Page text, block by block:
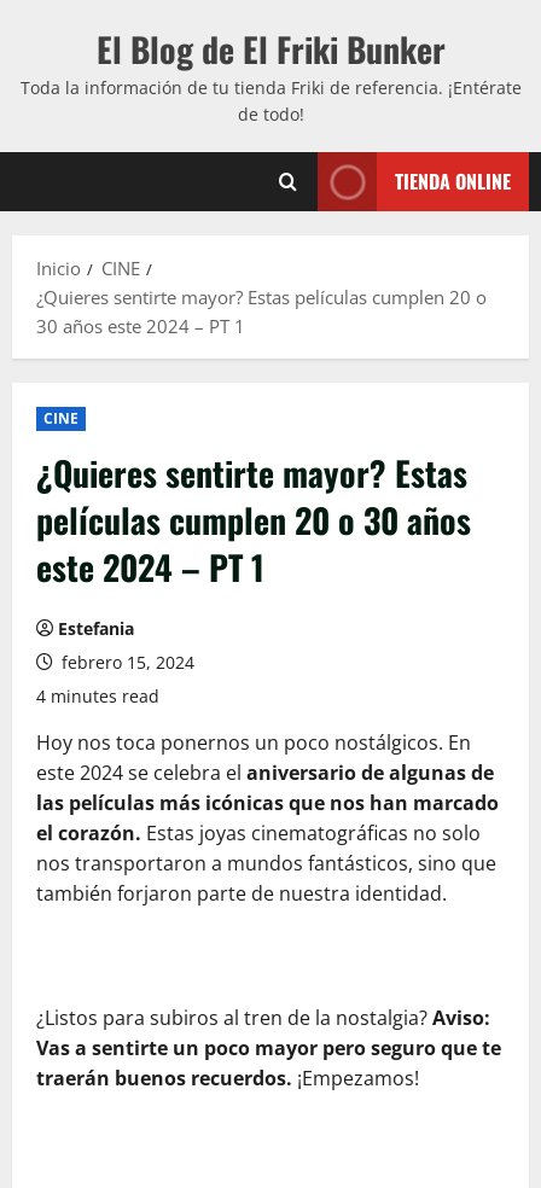
El Blog de El Friki Bunker
Toda la información de tu tienda Friki de referencia. ¡Entérate
de todo!
TIENDA ONLINE
Inicio
CINE
¿Quieres sentirte mayor? Estas películas cumplen 20 o
30 años este 2024 – PT 1
CINE
¿Quieres sentirte mayor? Estas
películas cumplen 20 o 30 años
este 2024 – PT 1
Estefania
febrero 15, 2024
4 minutes read
Hoy nos toca ponernos un poco nostálgicos. En
este 2024 se celebra el aniversario de algunas de
las películas más icónicas que nos han marcado
el corazón. Estas joyas cinematográficas no solo
nos transportaron a mundos fantásticos, sino que
también forjaron parte de nuestra identidad.
¿Listos para subiros al tren de la nostalgia?Aviso:
Vas a sentirte un poco mayor pero seguro que te
traerán buenos recuerdos. ¡Empezamos!